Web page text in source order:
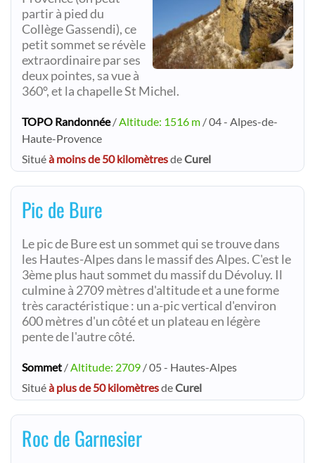
partir à pied du
Collège Gassendi), ce
petit sommet se révèle
extraordinaire par ses
deux pointes, sa vue à
360°, et la chapelle St Michel.
TOPO Randonnée/Altitude: 1516 m / 04 - Alpes-de-
Haute-Provence
Situéà moins de 50 kilomètresdeCurel
Pic de Bure
Le pic de Bure est un sommet qui se trouve dans
les Hautes-Alpes dans le massif des Alpes. C'est le
3ème plus haut sommet du massif du Dévoluy. Il
culmine à 2709 mètres d'altitude et a une forme
très caractéristique : un a-pic vertical d'environ
600 mètres d'un côté et un plateau en légère
pente de l'autre côté.
Sommet /Altitude: 2709 / 05 - Hautes-Alpes
Situéà plus de 50 kilomètresdeCurel
Roc de Garnesier